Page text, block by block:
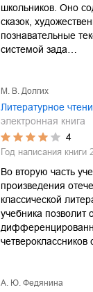
школьников. Оно
сказок,
познавательные
системой зада…
М. В. Долгих
Литературное
электронная книга
4
Год написания книги
Во вторую часть
произведения
классической
учебника позволит
четвероклассников
А. Ю. Федянина